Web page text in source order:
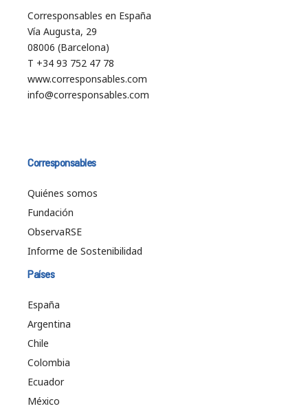
Corresponsables en España
Vía Augusta, 29
08006 (Barcelona)
T +34 93 752 47 78
www.corresponsables.com
info@corresponsables.com
Corresponsables
Quiénes somos
Fundación
ObservaRSE
Informe de Sostenibilidad
Países
España
Argentina
Chile
Colombia
Ecuador
México